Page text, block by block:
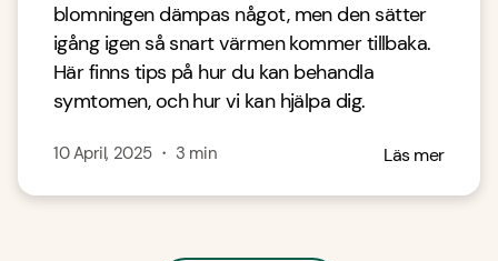
blomningen dämpas något, men den sätter
igång igen så snart värmen kommer tillbaka.
Här finns tips på hur du kan behandla
symtomen, och hur vi kan hjälpa dig.
10 April, 2025・ 3 min Läs mer